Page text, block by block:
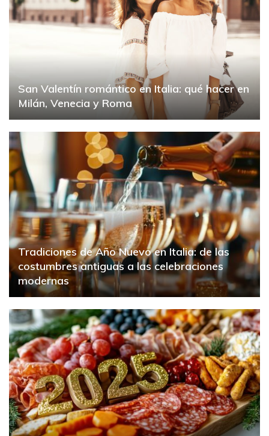
San Valentín romántico en Italia: qué hacer en
Milán, Venecia y Roma
Tradiciones de Año Nuevo en Italia: de las
costumbres antiguas a las celebraciones
modernas